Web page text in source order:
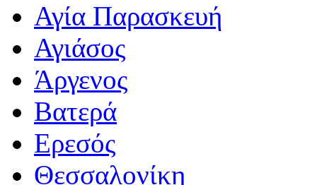
Αγία Παρασκευή
Αγιάσος
Άργενος
Βατερά
Ερεσός
Θεσσαλονίκη